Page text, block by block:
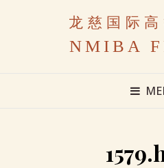
龙慈国际
NMIBA